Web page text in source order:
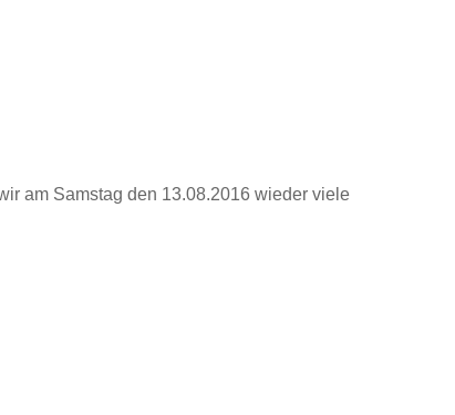
am Samstag den 13.08.2016 wieder viele